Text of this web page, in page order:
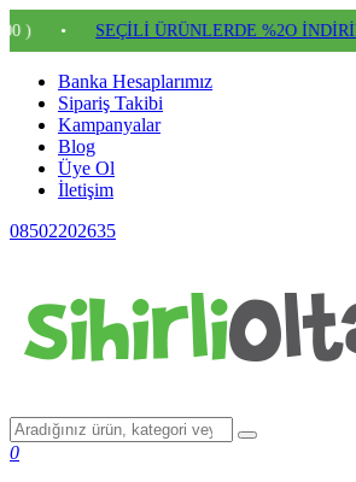
SEÇİLİ ÜRÜNLERDE %2O İNDİRİM -
Banka Hesaplarımız
Sipariş Takibi
Kampanyalar
Blog
Üye Ol
İletişim
08502202635
0